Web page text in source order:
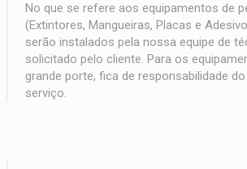
No que se refere aos equipamentos de
(Extintores, Mangueiras, Placas e
serão instalados pela nossa equipe de
solicitado pelo cliente. Para os
grande porte, fica de responsabilidade
serviço.